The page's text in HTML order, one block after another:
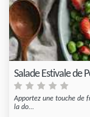
Salade Estivale de
Apportez une touche de
la do...